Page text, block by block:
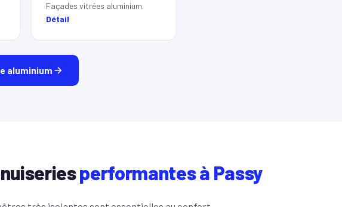
Façades vitrées aluminium.
Détail
aluminium
performantes à Passy